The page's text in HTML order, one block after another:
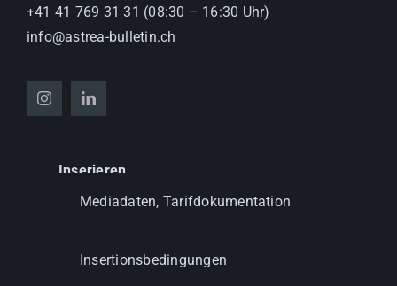
+41 41 769 31 31 (08:30 – 16:30 Uhr)
info@astrea-bulletin.ch
Inserieren
Mediadaten, Tarifdokumentation
Insertionsbedingungen